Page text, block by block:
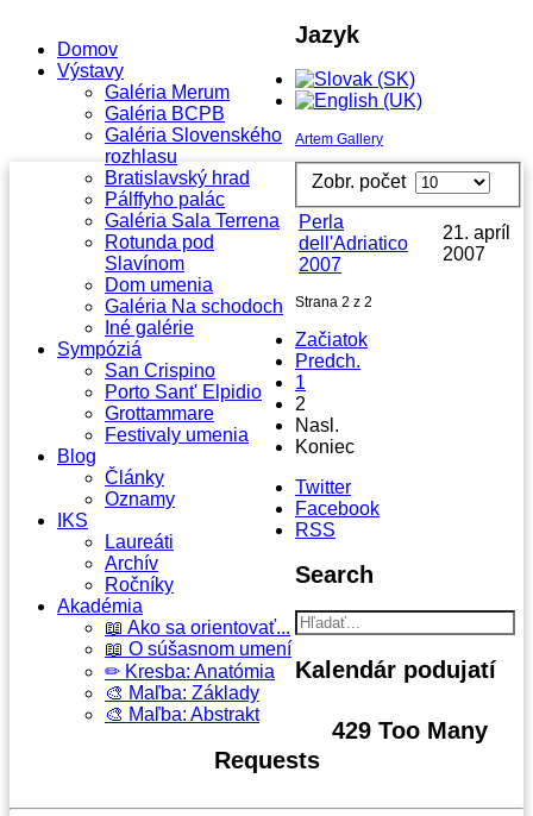
Domov
Výstavy
Galéria Merum
Galéria BCPB
Galéria Slovenského
rozhlasu
Bratislavský hrad
Pálffyho palác
Galéria Sala Terrena
Rotunda pod
Slavínom
Dom umenia
Galéria Na schodoch
Iné galérie
Sympóziá
San Crispino
Porto Sant' Elpidio
Grottammare
Festivaly umenia
Blog
Články
Oznamy
IKS
Laureáti
Archív
Ročníky
Akadémia
📖 Ako sa orientovať...
📖 O súšasnom umení
✏ Kresba: Anatómia
🎨 Maľba: Základy
🎨 Maľba: Abstrakt
Jazyk
Artem Gallery
Zobr. počet
Perla
dell'Adriatico
2007
21. apríl
2007
Strana 2 z 2
Začiatok
Predch.
1
2
Nasl.
Koniec
Twitter
Facebook
RSS
Search
Kalendár podujatí
429 Too Many
Requests